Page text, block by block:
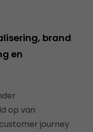
brand
en
op van
journey